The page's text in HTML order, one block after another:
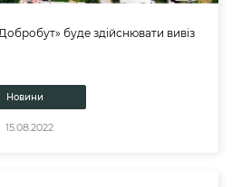
буде здійснювати вивіз
Новини
15.08.2022